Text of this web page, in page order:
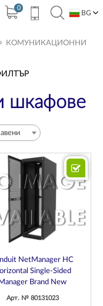
0
BG
КОМУНИКАЦИОННИ
шкафове
NetManager HC
Single-Sided
Manager Brand New
Арт. № 80131023